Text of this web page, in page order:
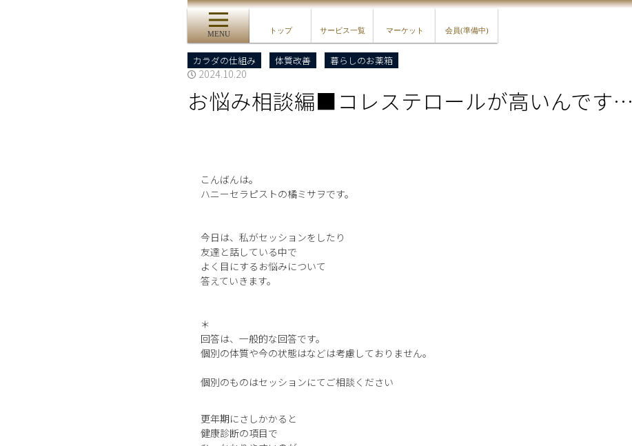
MENU トップ サービス一覧 マーケット 会員(準備中)
カラダの仕組み 体質改善 暮らしのお薬箱
2024.10.20
お悩み相談編■コレステロールが高いんです…
こんばんは。
ハニーセラピストの橘ミサヲです。
今日は、私がセッションをしたり
友達と話している中で
よく目にするお悩みについて
答えていきます。
＊
回答は、一般的な回答です。
個別の体質や今の状態はなどは考慮しておりません。
個別のものはセッションにてご相談ください
更年期にさしかかると
健康診断の項目で